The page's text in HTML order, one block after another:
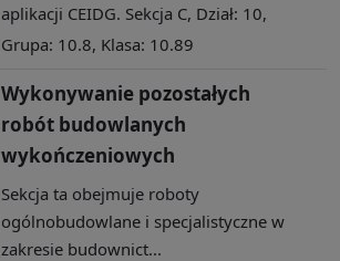
aplikacji CEIDG. Sekcja C, Dział: 10,
Grupa: 10.8, Klasa: 10.89
Wykonywanie pozostałych
robót budowlanych
wykończeniowych
Sekcja ta obejmuje roboty
ogólnobudowlane i specjalistyczne w
zakresie budownict...